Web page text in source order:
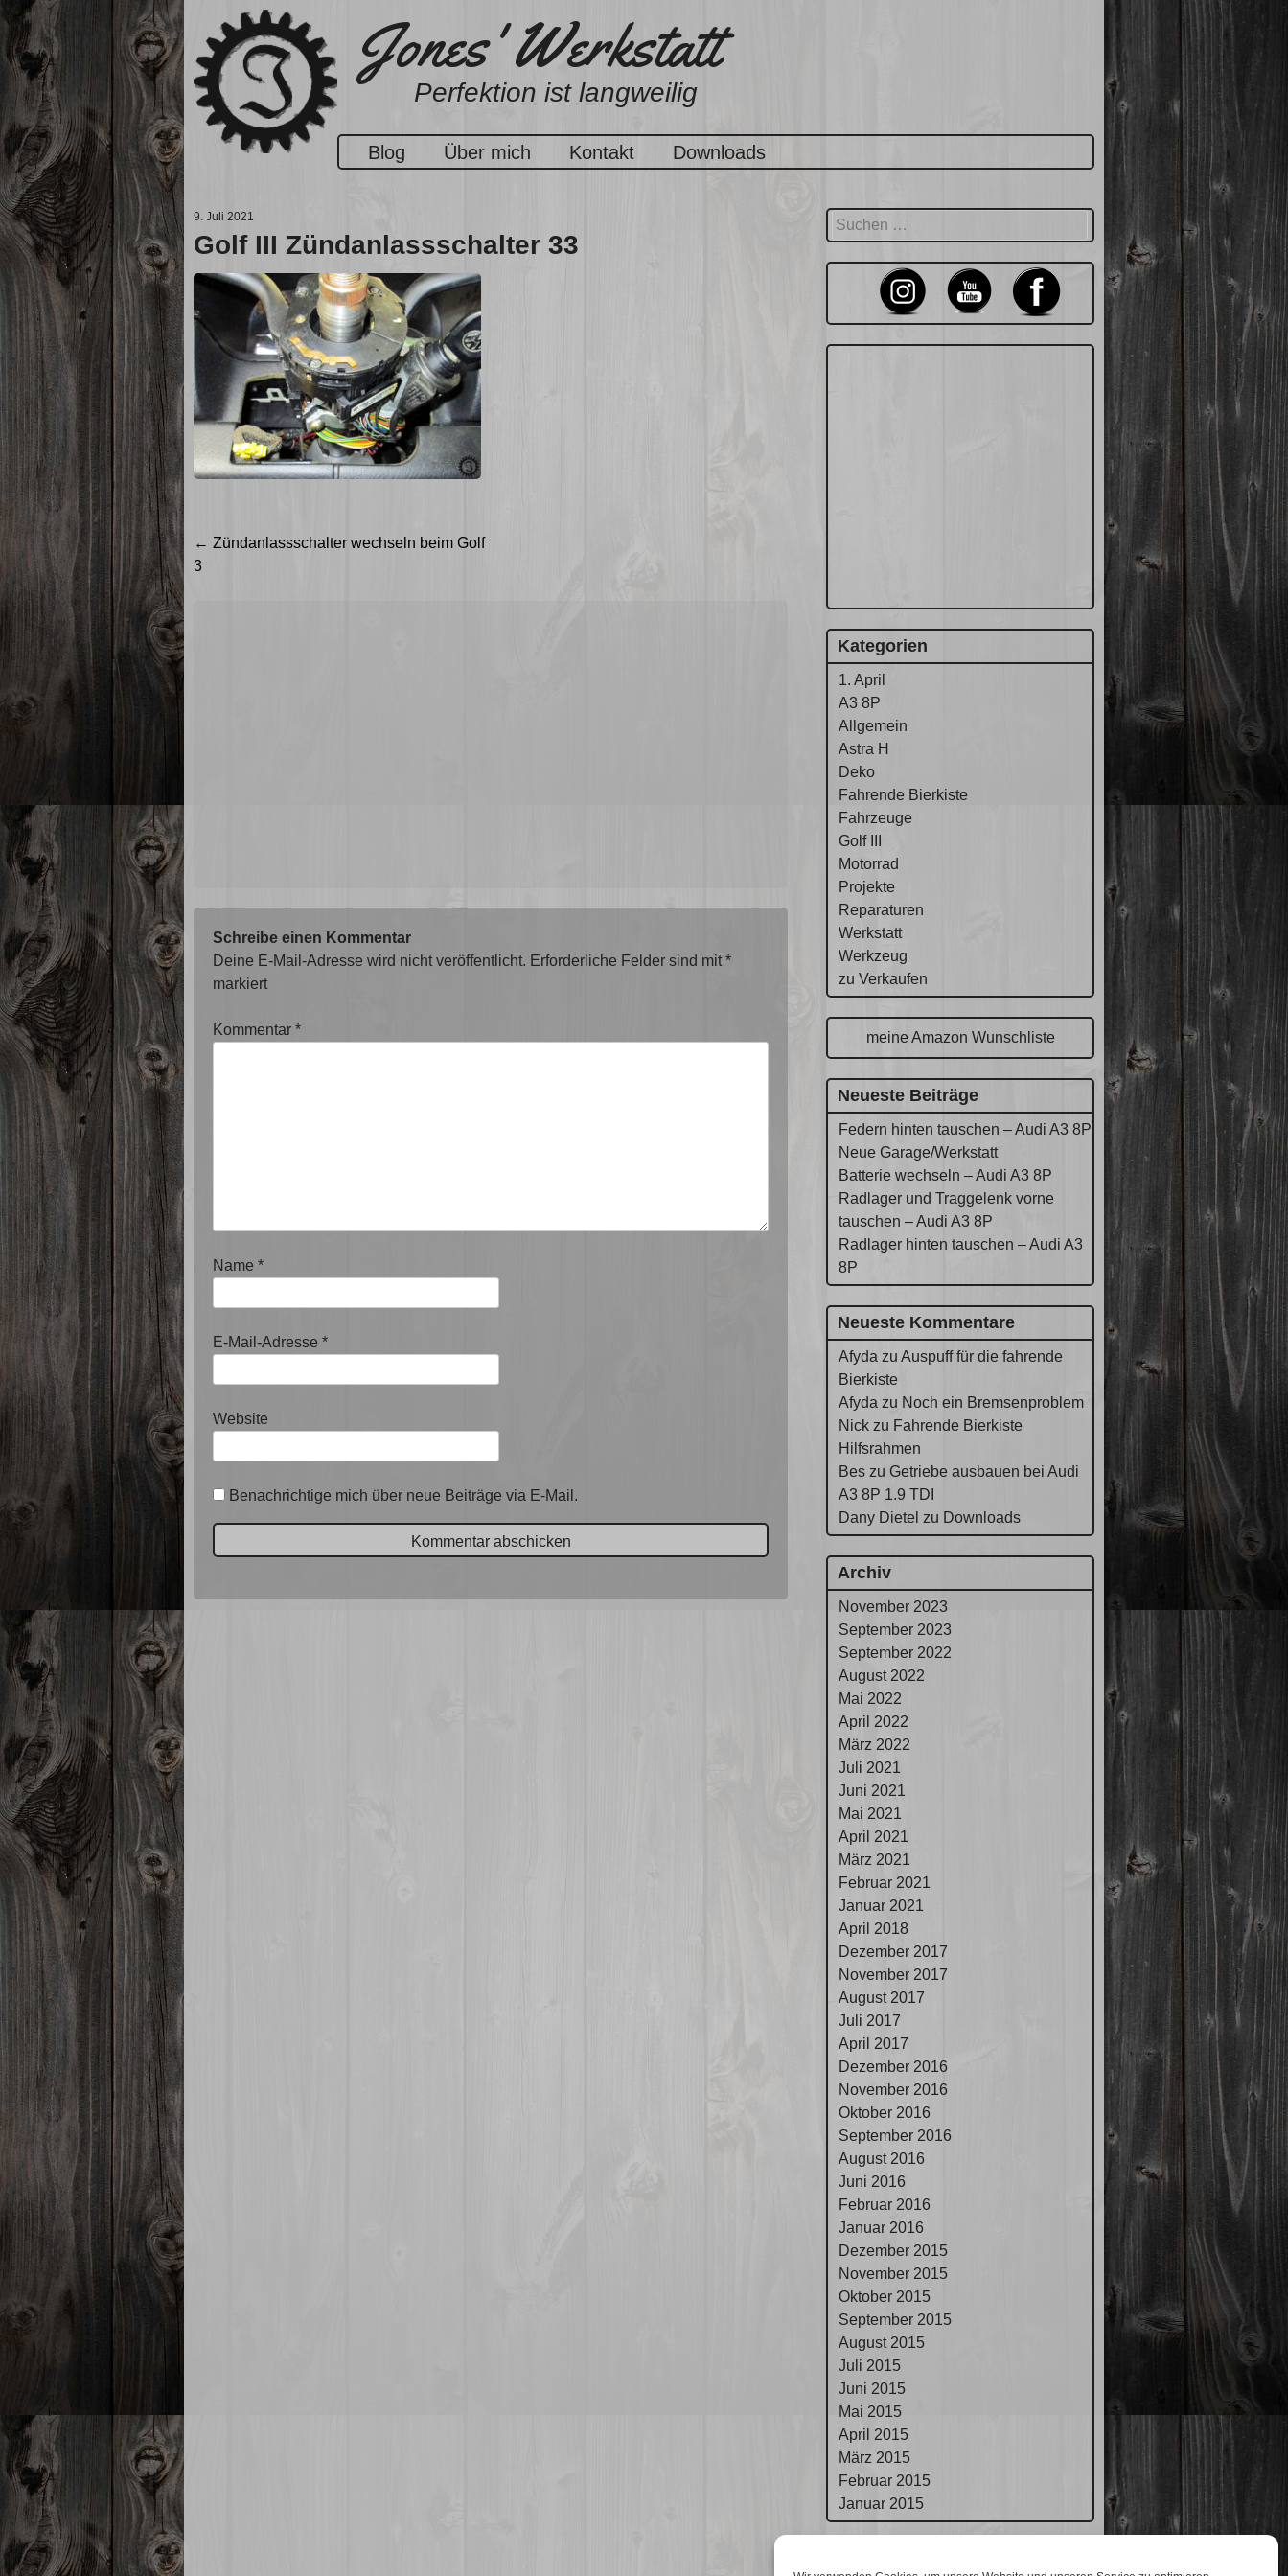
springen
Jones' Werkstatt
Perfektion ist langweilig
Blog Über mich Kontakt Downloads
9. Juli 2021
Golf III Zündanlassschalter 33
Beitragsnavigation
← Zündanlassschalter wechseln beim Golf
3
Schreibe einen Kommentar
Deine E-Mail-Adresse wird nicht veröffentlicht. Erforderliche Felder sind mit*
markiert
Kommentar *
Name *
E-Mail-Adresse *
Website
Benachrichtige mich über neue Beiträge via E-Mail.
Suchen
nach:
Kategorien
1. April
A3 8P
Allgemein
Astra H
Deko
Fahrende Bierkiste
Fahrzeuge
Golf III
Motorrad
Projekte
Reparaturen
Werkstatt
Werkzeug
zu Verkaufen
meine Amazon Wunschliste
Neueste Beiträge
Federn hinten tauschen – Audi A3 8P
Neue Garage/Werkstatt
Batterie wechseln – Audi A3 8P
Radlager und Traggelenk vorne
tauschen – Audi A3 8P
Radlager hinten tauschen – Audi A3
8P
Neueste Kommentare
Afyda zu Auspuff für die fahrende
Bierkiste
Afyda zu Noch ein Bremsenproblem
Nick zu Fahrende Bierkiste
Hilfsrahmen
Bes zu Getriebe ausbauen bei Audi
A3 8P 1.9 TDI
Dany Dietel zu Downloads
Archiv
November 2023
September 2023
September 2022
August 2022
Mai 2022
April 2022
März 2022
Juli 2021
Juni 2021
Mai 2021
April 2021
März 2021
Februar 2021
Januar 2021
April 2018
Dezember 2017
November 2017
August 2017
Juli 2017
April 2017
Dezember 2016
November 2016
Oktober 2016
September 2016
August 2016
Juni 2016
Februar 2016
Januar 2016
Dezember 2015
November 2015
Oktober 2015
September 2015
August 2015
Juli 2015
Juni 2015
Mai 2015
April 2015
März 2015
Februar 2015
Januar 2015